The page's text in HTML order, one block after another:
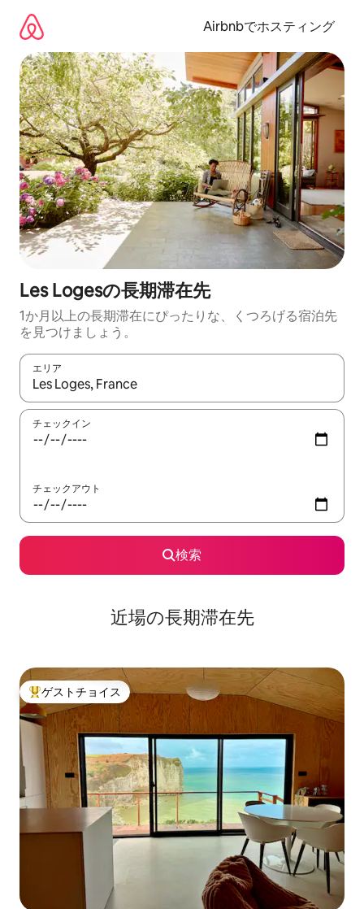
Airbnbでホスティング
Les Logesの長期滞在先
1か月以上の長期滞在にぴったりな、くつろげる宿泊先
を見つけましょう。
エリア
検索結果が表示されたら、上下の矢印キーを使って移動するか
チェックイン
チェックアウト
検索
近場の長期滞在先
大好評のゲストチョイスです。
ゲストチョイス